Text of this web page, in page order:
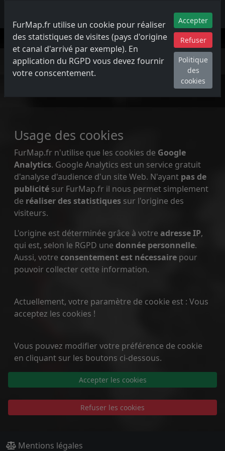
Politique des cookies
Usage des cookies
FurMap.fr n'utilise que les cookies de Google
Analytics. Google Analytics est un service gratuit
d'analyse d'audience d'un site Web. N'ayant pas de
publicité sur FurMap.fr il nous permet simplement
de réaliser des statistiques sur l'origine des
visiteurs.
L'origine est déterminée grâce à votre adresse IP,
qui est, selon le RGPD une donnée personnelle.
Aussi, votre consentement est nécessaire pour
pouvoir collecter cette information.
Actuellement, votre paramètre de cookie est : Vous
acceptez les cookies !
Vous pouvez modifier votre préférence de cookie
en cliquant sur les boutons ci-dessous.
Accepter les cookies
Refuser les cookies
Mentions légales
FurMap.fr utilise un cookie pour réaliser
des statistiques de visites (pays d'origine
et canal d'arrivé par exemple). En
application du RGPD vous devez fournir
votre conscentement.
Accepter
Refuser
Politique
des
cookies